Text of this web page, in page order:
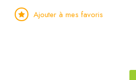
Ajouter à mes favoris